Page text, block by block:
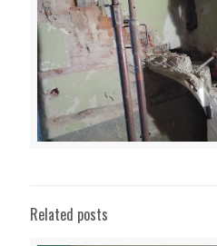
Related posts